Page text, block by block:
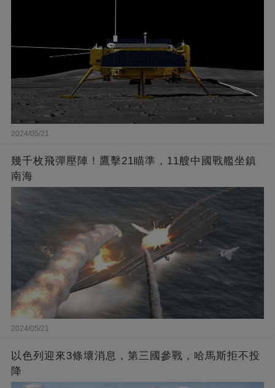
2024/05/21
幾千枚飛彈壓陣！鷹擊21瞄準，11艘中國戰艦坐鎮
南海
2024/05/21
以色列迎來3條壞消息，第三國參戰，哈馬斯拒不投
降